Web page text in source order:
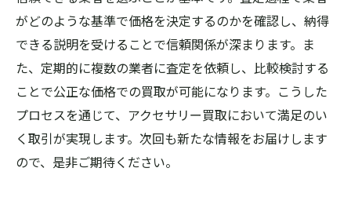
がどのような基準で価格を決定するのかを確認し、納得
できる説明を受けることで信頼関係が深まります。ま
た、定期的に複数の業者に査定を依頼し、比較検討する
ことで公正な価格での買取が可能になります。こうした
プロセスを通じて、アクセサリー買取において満足のい
く取引が実現します。次回も新たな情報をお届けします
ので、是非ご期待ください。